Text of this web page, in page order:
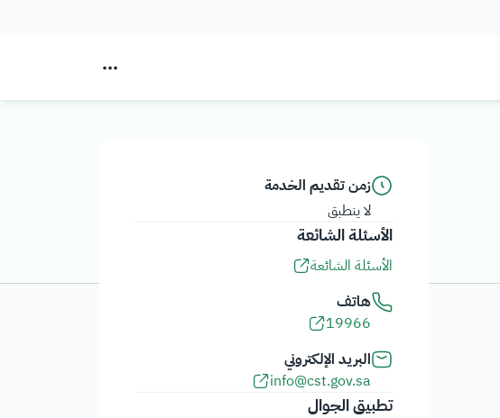
زمن تقديم الخدمة
لا ينطبق
الأسئلة الشائعة
الأسئلة الشائعة
هاتف
19966
البريد الإلكتروني
info@cst.gov.sa
تطبيق الجوال